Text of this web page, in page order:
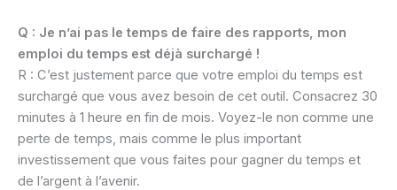
Q : Je n’ai pas le temps de faire des rapports, mon
emploi du temps est déjà surchargé !
R : C’est justement parce que votre emploi du temps est
surchargé que vous avez besoin de cet outil. Consacrez 30
minutes à 1 heure en fin de mois. Voyez-le non comme une
perte de temps, mais comme le plus important
investissement que vous faites pour gagner du temps et
de l’argent à l’avenir.